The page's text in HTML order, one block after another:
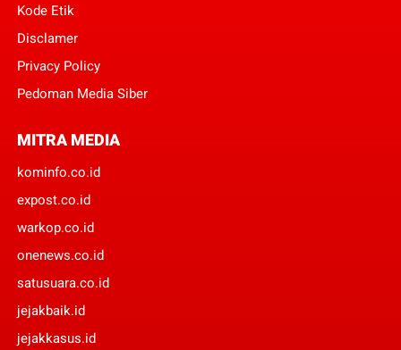
Kode Etik
Disclamer
Privacy Policy
Pedoman Media Siber
MITRA MEDIA
kominfo.co.id
expost.co.id
warkop.co.id
onenews.co.id
satusuara.co.id
jejakbaik.id
jejakkasus.id